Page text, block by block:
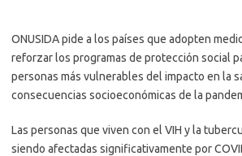
ONUSIDA pide a los países que adopten
reforzar los programas de protección social
personas más vulnerables del impacto en la
consecuencias socioeconómicas de la
Las personas que viven con el VIH y la
siendo afectadas significativamente por